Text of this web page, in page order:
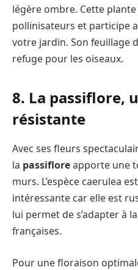
légère ombre. Cette
pollinisateurs et participe
votre jardin. Son feuillage
refuge pour les oiseaux.
8. La passiflore,
résistante
Avec ses fleurs
la passifloreapporte une
murs. L’espèce caerulea
intéressante car elle est
lui permet de s’adapter à
françaises.
Pour une floraison